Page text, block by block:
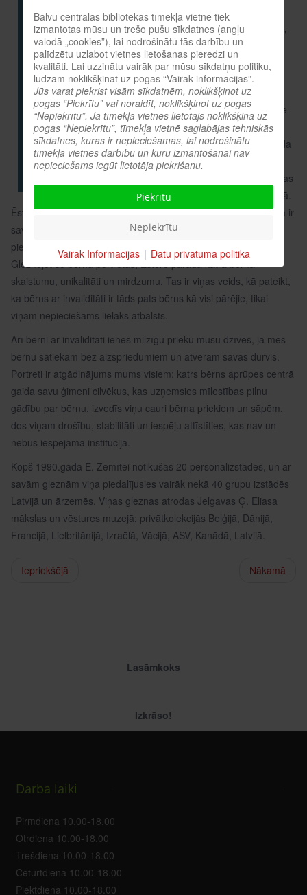
personālizstāde
"Pazudušie bērni"
jeb Kapseļu ielas
aprūpes centra
bērnu portreti.
Gleznotāja Ēstere
Zemīte pēdējos
četru gadus strādā
bērnu aprūpes
centrā, kas atrodas
Kapseļu ielā, Rīgā.
Ēstere stāsta: "Katrs bērns, kas šeit dzīvo, ir personība. Katram ir
savs īpašais stāsts. Katrs šajā pasaulē nāk ar savu unikālo
pienesumu. Katram ir sava neatkārtojamā, vienīgā dzīve."
Gleznojot šo bērnu portretus, Ēstere parāda katra bērna
skaistumu, unikalitāti un mirdzumu. Tas ir viņas veids, kā pateikt,
ka bērns ar invaliditāti ir tāds pats bērns kā visi pārējie, tikai
viņam nepieciešams lielāks atbalsts.
Arī bērni ar invaliditāti ienes milzīgu prieku mūsu dzīvēs, ja mēs
bērnu satiekam bez aizspriedumiem un atveram savas durvis.
Portreti ir atgādinājums mums visiem: katrs bērns aprūpes centrā
gaida savu ģimeni cilvēkus, kas uzņemsies mīlestības pilnu
gādību par bērnu, izvedīs viņu cauri bērna priekiem un sāpēm,
dos viņam drošību, stabilitāti un iespēju attīstīties, kas nav un
nebūs iespējama institūcijā.
Kopš 1990.gada Ē. Zemītei notikušas 20 personālizstādes, un ar
savām gleznām viņa piedalījusies vairāk nekā 40 grupu izstādēs
Latvijā un ārzemēs. Viņas gleznas atrodas Jelgavas Ģ. Eliasa
mākslas un vēstures muzejā; privātkolekcijās Beļģijā, Dānijā,
Francijā, Lielbritānijā, Izraēlā, Vācijā, ASV, Kanādā, Latvijā.
Iepriekšējā Nākamā
Lasāmkoks
Izkrāso!
Darba laiki
Pirmdiena 10.00-18.00
Otrdiena 10.00-18.00
Trešdiena 10.00-18.00
Ceturtdiena 10.00-18.00
Piektdiena 10.00-18.00
Balvu centrālās bibliotēkas tīmekļa vietnē tiek
izmantotas mūsu un trešo pušu sīkdatnes (angļu
valodā „cookies”), lai nodrošinātu tās darbību un
palīdzētu uzlabot vietnes lietošanas pieredzi un
kvalitāti. Lai uzzinātu vairāk par mūsu sīkdatņu politiku,
lūdzam noklikšķināt uz pogas “Vairāk informācijas”.
Jūs varat piekrist visām sīkdatnēm, noklikšķinot uz
pogas “Piekrītu” vai noraidīt, noklikšķinot uz pogas
“Nepiekrītu”. Ja tīmekļa vietnes lietotājs noklikšķina uz
pogas “Nepiekrītu”, tīmekļa vietnē saglabājas tehniskās
sīkdatnes, kuras ir nepieciešamas, lai nodrošinātu
tīmekļa vietnes darbību un kuru izmantošanai nav
nepieciešams iegūt lietotāja piekrišanu.
Piekrītu
Nepiekrītu
Vairāk Informācijas | Datu privātuma politika